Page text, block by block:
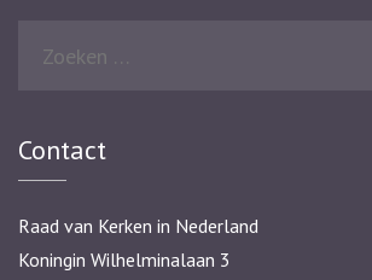
Contact
Raad van Kerken in Nederland
Koningin Wilhelminalaan 3